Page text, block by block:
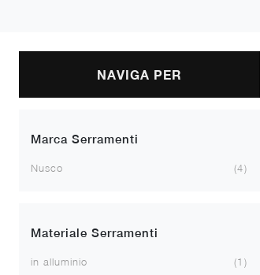
NAVIGA PER
Marca Serramenti
Nusco 4
Materiale Serramenti
in alluminio
1